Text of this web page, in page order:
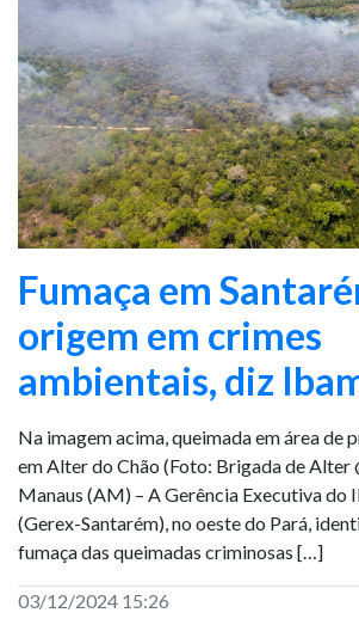
Fumaça em
origem em crimes
ambientais, diz
Na imagem acima, queimada em área de
em Alter do Chão (Foto: Brigada de Alter
Manaus (AM) – A Gerência Executiva do
(Gerex-Santarém), no oeste do Pará,
fumaça das queimadas criminosas […]
03/12/2024 15:26